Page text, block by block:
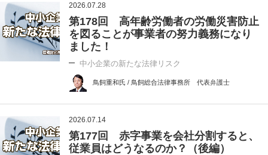
2026.07.28
第178回 高年齢労働者の労働災害防止
を図ることが事業者の努力義務になり
ました！
中小企業の新たな法律リスク
鳥飼重和氏 / 鳥飼総合法律事務所 代表弁護士
2026.07.14
第177回 赤字事業を会社分割すると、
従業員はどうなるのか？（後編）